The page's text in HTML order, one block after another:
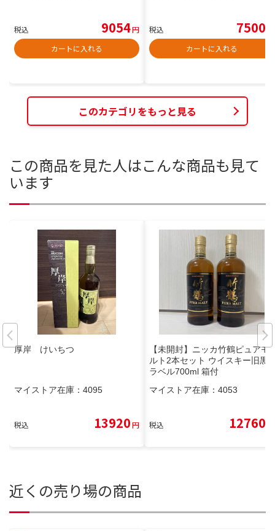
税込 9054円
カートに入れる
税込 7500
カートに入れる
このカテゴリをもっと見る
この商品を見た人はこんな商品も見て
います
厚岸 けいちつ
マイストア在庫： 4095
税込 13920円
【未開封】ニッカ竹鶴ピュアモ
ルト2本セット ウイスキー旧黒
ラベル700ml 箱付
マイストア在庫： 4053
税込 12760
近くの売り場の商品